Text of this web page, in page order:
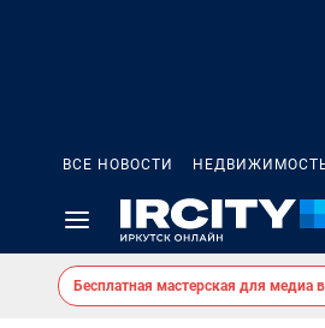
ВСЕ НОВОСТИ
Бесплатная мастерская для медиа